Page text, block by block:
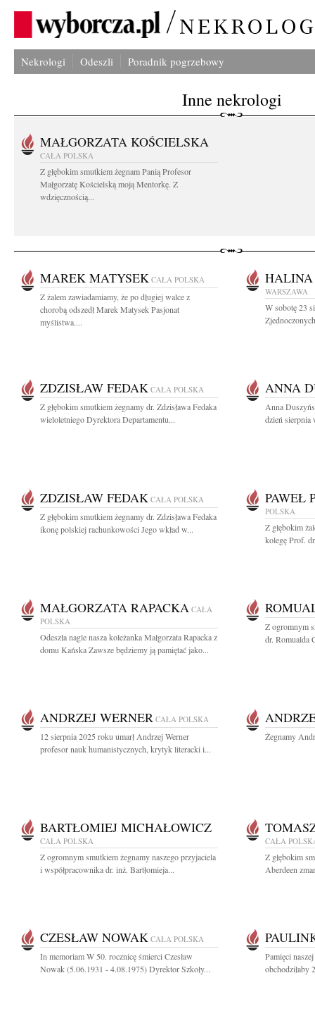
Nekrologi Odeszli Poradnik pogrzebowy
Inne nekrologi
MAŁGORZATA KOŚCIELSKA
CAŁA POLSKA
Z głębokim smutkiem żegnam Panią Profesor
Małgorzatę Kościelską moją Mentorkę. Z
wdzięcznością...
MAREK MATYSEK CAŁA POLSKA
Z żalem zawiadamiamy, że po długiej walce z
chorobą odszedł Marek Matysek Pasjonat
myślistwa....
HALINA
WARSZAWA
W sobotę 23
ZDZISŁAW FEDAK CAŁA POLSKA
Z głębokim smutkiem żegnamy dr. Zdzisława Fedaka
wieloletniego Dyrektora Departamentu...
ANNA
Anna
dzień sierpnia
ZDZISŁAW FEDAK CAŁA POLSKA
Z głębokim smutkiem żegnamy dr. Zdzisława Fedaka
ikonę polskiej rachunkowości Jego wkład w...
PAWEŁ
POLSKA
Z głębokim
kolegę Prof.
MAŁGORZATA RAPACKA CAŁA
POLSKA
Odeszła nagle nasza koleżanka Małgorzata Rapacka z
domu Kańska Zawsze będziemy ją pamiętać jako...
Z ogromnym
dr. Romualda
ANDRZEJ WERNER CAŁA POLSKA
12 sierpnia 2025 roku umarł Andrzej Werner
profesor nauk humanistycznych, krytyk literacki i...
Żegnamy
BARTŁOMIEJ MICHAŁOWICZ
CAŁA POLSKA
Z ogromnym smutkiem żegnamy naszego przyjaciela
i współpracownika dr. inż. Bartłomieja...
CAŁA
Z głębokim
Aberdeen
CZESŁAW NOWAK CAŁA POLSKA
In memoriam W 50. rocznicę śmierci Czesław
Nowak (5.06.1931 - 4.08.1975) Dyrektor Szkoły...
Pamięci
obchodziłaby